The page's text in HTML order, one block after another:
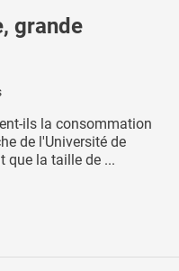
grande
ils la consommation
de l'Université de
que la taille de ...